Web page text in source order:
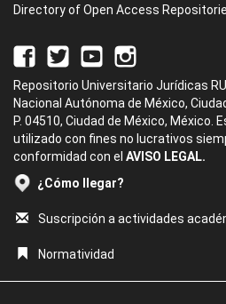
Directory of Open Access
Repositorio Universitario Jurídicas
Nacional Autónoma de México,
P. 04510, Ciudad de México, México.
utilizado con fines no lucrativos
conformidad con el AVISO LEGAL.
¿Cómo llegar?
Suscripción a actividades
Normatividad